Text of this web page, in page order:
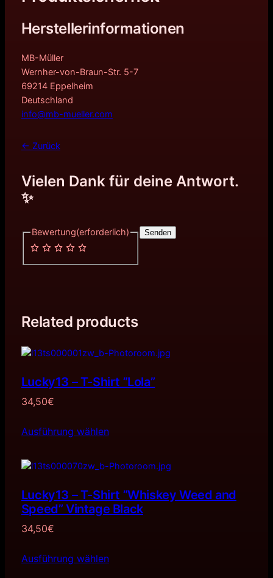
Herstellerinformationen
MB-Müller
Wernher-von-Braun-Str. 5-7
69214 Eppelheim
Deutschland
info@mb-mueller.com
← Zurück
Vielen Dank für deine Antwort.
✨
Bewertung(erforderlich) Senden
Related products
Lucky13 – T-Shirt ”Lola”
34,50€
Ausführung wählen
Lucky13 – T-Shirt ”Whiskey Weed and
Speed” Vintage Black
34,50€
Ausführung wählen